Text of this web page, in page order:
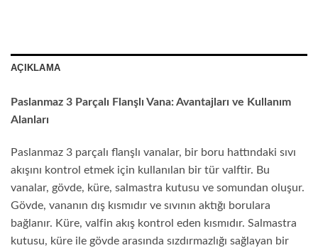
AÇIKLAMA
Paslanmaz 3 Parçalı Flanşlı Vana: Avantajları ve Kullanım
Alanları
Paslanmaz 3 parçalı flanşlı vanalar, bir boru hattındaki sıvı
akışını kontrol etmek için kullanılan bir tür valftir. Bu
vanalar, gövde, küre, salmastra kutusu ve somundan oluşur.
Gövde, vananın dış kısmıdır ve sıvının aktığı borulara
bağlanır. Küre, valfin akış kontrol eden kısmıdır. Salmastra
kutusu, küre ile gövde arasında sızdırmazlığı sağlayan bir